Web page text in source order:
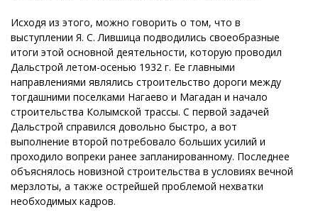
Исходя из этого, можно говорить о том, что в
выступлении Я. С. Лившица подводились своеобразные
итоги этой основной деятельности, которую проводил
Дальстрой летом-осенью 1932 г. Ее главными
направлениями являлись строительство дороги между
тогдашними поселками Нагаево и Магадан и начало
строительства Колымской трассы. С первой задачей
Дальстрой справился довольно быстро, а вот
выполнение второй потребовало больших усилий и
проходило вопреки ранее запланированному. Последнее
объяснялось новизной строительства в условиях вечной
мерзлоты, а также острейшей проблемой нехватки
необходимых кадров.